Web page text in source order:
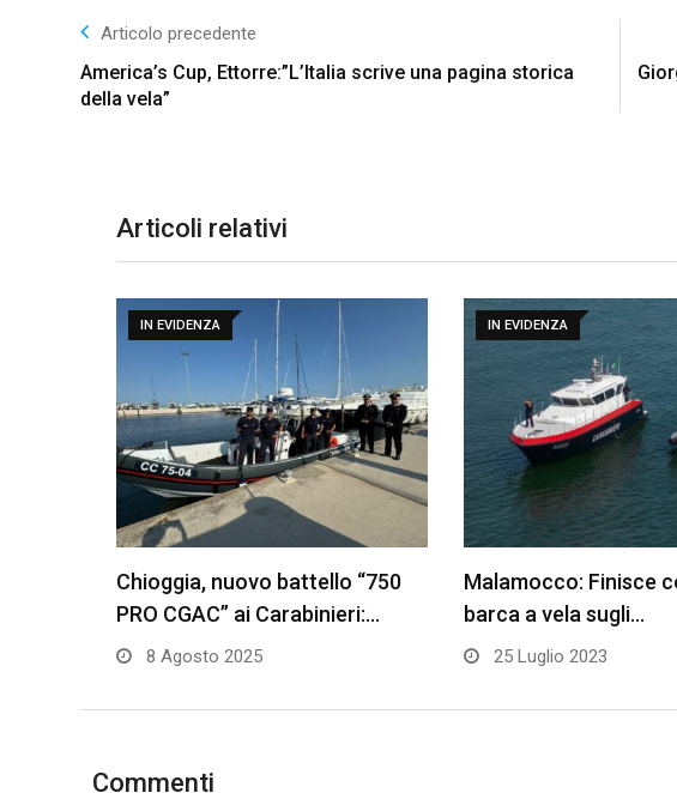
Articolo precedente
America’s Cup, Ettorre:”L’Italia scrive una pagina storica
della vela”
Articoli relativi
IN EVIDENZA
Chioggia, nuovo battello “750
PRO CGAC” ai Carabinieri:…
8 Agosto 2025
IN EVIDENZA
Malamocco: Finisce
barca a vela sugli…
25 Luglio 2023
Commenti